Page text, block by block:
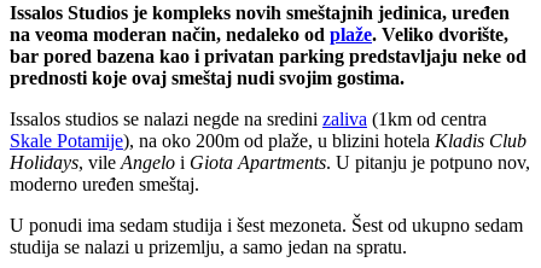
Issalos Studios je kompleks novih smeštajnih jedinica, uređen
na veoma moderan način, nedaleko od plaže. Veliko dvorište,
bar pored bazena kao i privatan parking predstavljaju neke od
prednosti koje ovaj smeštaj nudi svojim gostima.
Issalos studios se nalazi negde na sredini zaliva (1km od centra
Skale Potamije), na oko 200m od plaže, u blizini hotela Kladis Club
Holidays, vile Angelo i Giota Apartments. U pitanju je potpuno nov,
moderno uređen smeštaj.
U ponudi ima sedam studija i šest mezoneta. Šest od ukupno sedam
studija se nalazi u prizemlju, a samo jedan na spratu.